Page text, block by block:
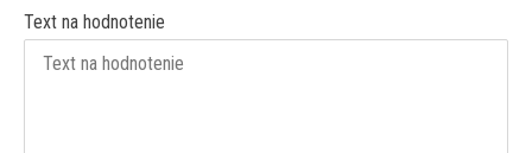
Text na hodnotenie